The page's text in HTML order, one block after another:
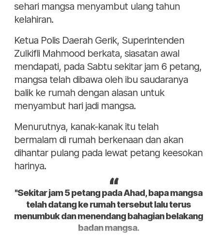
sehari mangsa menyambut ulang tahun
kelahiran.
Ketua Polis Daerah Gerik, Superintenden
Zulkifli Mahmood berkata, siasatan awal
mendapati, pada Sabtu sekitar jam 6 petang,
mangsa telah dibawa oleh ibu saudaranya
balik ke rumah dengan alasan untuk
menyambut hari jadi mangsa.
Menurutnya, kanak-kanak itu telah
bermalam di rumah berkenaan dan akan
dihantar pulang pada lewat petang keesokan
harinya.
"Sekitar jam 5 petang pada Ahad, bapa mangsa
telah datang ke rumah tersebut lalu terus
menumbuk dan menendang bahagian belakang
badan mangsa.